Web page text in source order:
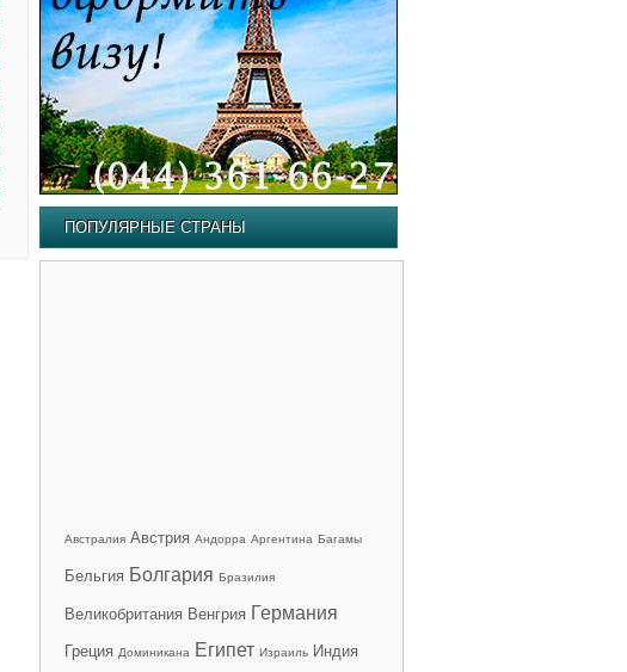
ПОПУЛЯРНЫЕ СТРАНЫ
Австралия Австрия Андорра Аргентина Багамы
Бельгия Болгария Бразилия
Великобритания Венгрия Германия
Греция Доминикана Египет Израиль Индия